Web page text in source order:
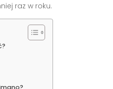
raz w roku.